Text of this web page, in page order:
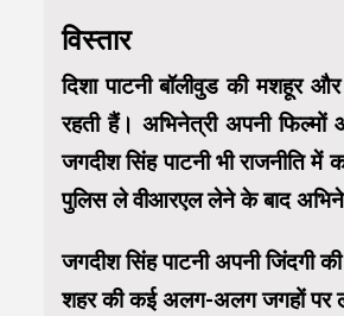
विस्तार
दिशा पाटनी बॉलीवुड की मशहूर
रहती हैं। अभिनेत्री अपनी
जगदीश सिंह पाटनी भी राजनीति
पुलिस ले वीआरएल लेने के बाद
जगदीश सिंह पाटनी अपनी जिंदगी
शहर की कई अलग-अलग जगहों पर